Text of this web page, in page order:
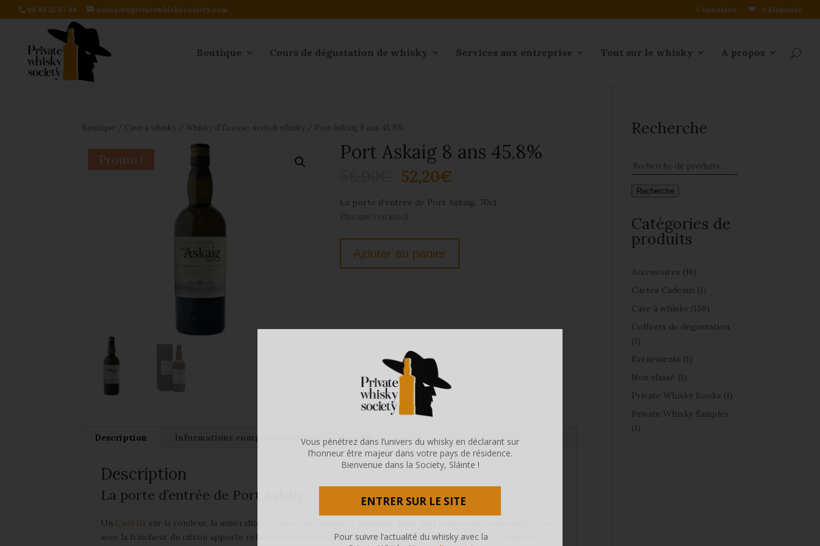
06 83 25 57 46 contact@privatewhiskysociety.com Connexion 0 Éléments
Boutique Cours de dégustation de whisky Services aux entreprise Tout sur le whisky A propos
Boutique / Cave à whisky / Whisky d'Ecosse, scotch whisky / Port Askaig 8 ans 45.8%
Promo ! Port Askaig 8 ans 45.8%
52,20€
La porte d’entrée de Port Askaig. 70cl.
Plus que 1 en stock
Ajouter au panier
Description Informations complémentaires Avis (0)
Description
La porte d’entrée de Port Askaig
Un Caol Ila sur la rondeur, la minéralité et entre coté marin et camphré. Mais quel tension de la minéralité, qui
avec la fraicheur du citron apporte relief et peps à la céréale, la fumée et latourbe. Un style Caol Ila qu’on
Recherche
Recherche
Catégories de
produits
Accessoires (16)
Cartes Cadeaux (1)
Cave à whisky (158)
Coffrets de dégustation
(1)
Evénements (1)
Non classé (1)
Private Whisky Books (1)
Private Whisky Samples
(1)
Vous pénétrez dans l’univers du whisky en déclarant sur
l’honneur être majeur dans votre pays de résidence.
Bienvenue dans la Society, Sláinte !
ENTRER SUR LE SITE
Pour suivre l’actualité du whisky avec la